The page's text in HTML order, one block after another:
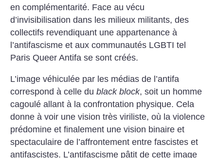
en complémentarité. Face au vécu
d’invisibilisation dans les milieux militants, des
collectifs revendiquant une appartenance à
l’antifascisme et aux communautés LGBTI tel
Paris Queer Antifa se sont créés.
L’image véhiculée par les médias de l’antifa
correspond à celle dublack block, soit un homme
cagoulé allant à la confrontation physique. Cela
donne à voir une vision très viriliste, où la violence
prédomine et finalement une vision binaire et
spectaculaire de l’affrontement entre fascistes et
antifascistes. L’antifascisme pâtit de cette image